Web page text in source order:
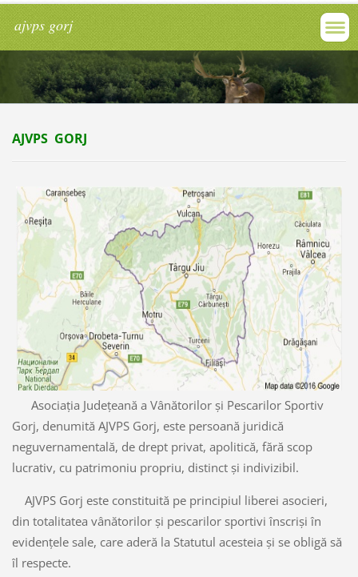
ajvps gorj
AJVPS GORJ
Asociația Județeană a Vânătorilor și Pescarilor Sportiv
Gorj, denumită AJVPS Gorj, este persoană juridică
neguvernamentală, de drept privat, apolitică, fără scop
lucrativ, cu patrimoniu propriu, distinct și indivizibil.
AJVPS Gorj este constituită pe principiul liberei asocieri,
din totalitatea vânătorilor și pescarilor sportivi înscriși în
evidențele sale, care aderă la Statutul acesteia și se obligă să
îl respecte.